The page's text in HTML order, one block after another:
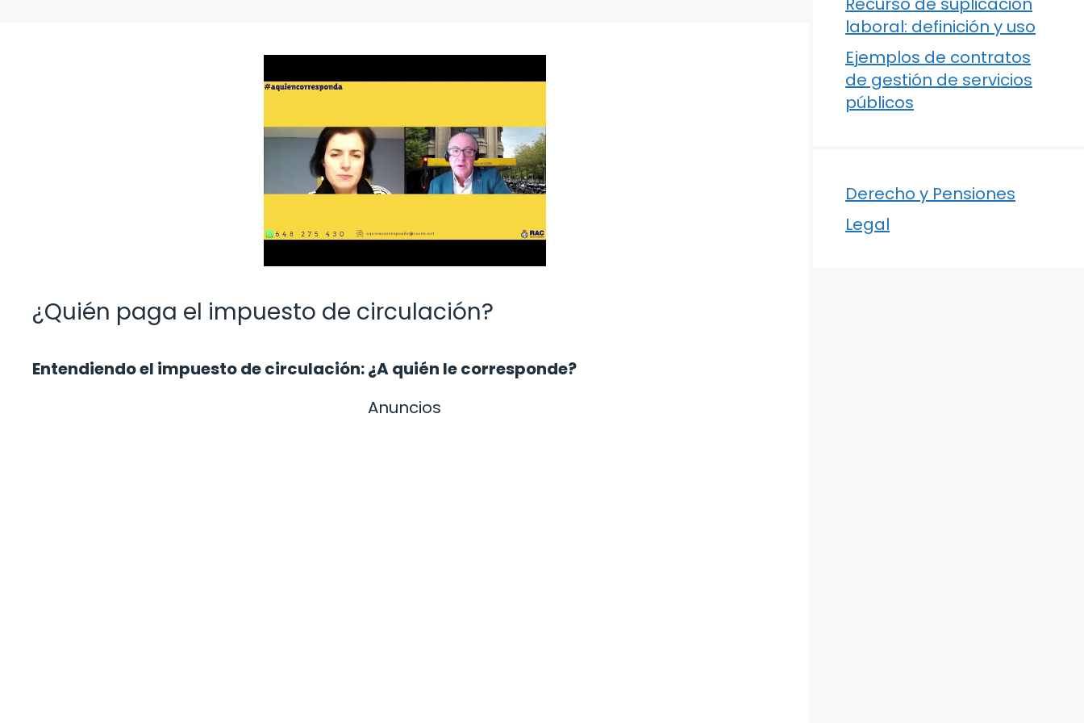
¿Quién paga el impuesto de circulación?
Entendiendo el impuesto de circulación: ¿A quién le corresponde?
Anuncios
laboral: definición y uso
Ejemplos de contratos
de gestión de servicios
públicos
Derecho y Pensiones
Legal